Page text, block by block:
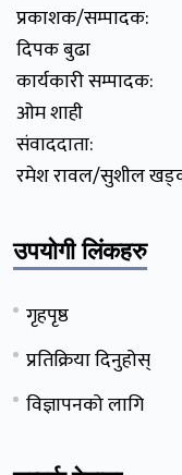
प्रकाशक/सम्पादक:
दिपक बुढा
कार्यकारी सम्पादक:
ओम शाही
संवाददाता:
रमेश रावल/सुशील
उपयोगी लिंकहरु
गृहपृष्ठ
प्रतिक्रिया दिनुहोस्
विज्ञापनको लागि